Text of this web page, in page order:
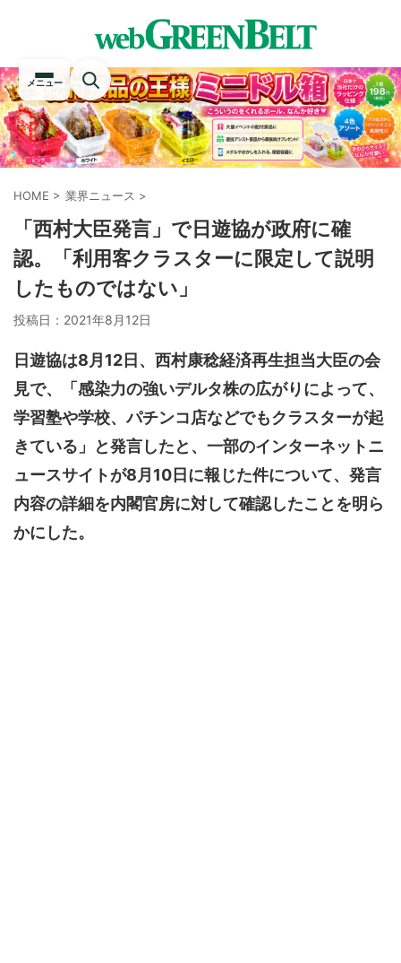
メニュー
HOME > 業界ニュース >
「西村大臣発言」で日遊協が政府に確
認。「利用客クラスターに限定して説明
したものではない」
投稿日： 2021年8月12日
日遊協は8月12日、西村康稔経済再生担当大臣の会
見で、「感染力の強いデルタ株の広がりによって、
学習塾や学校、パチンコ店などでもクラスターが起
きている」と発言したと、一部のインターネットニ
ュースサイトが8月10日に報じた件について、発言
内容の詳細を内閣官房に対して確認したことを明ら
かにした。